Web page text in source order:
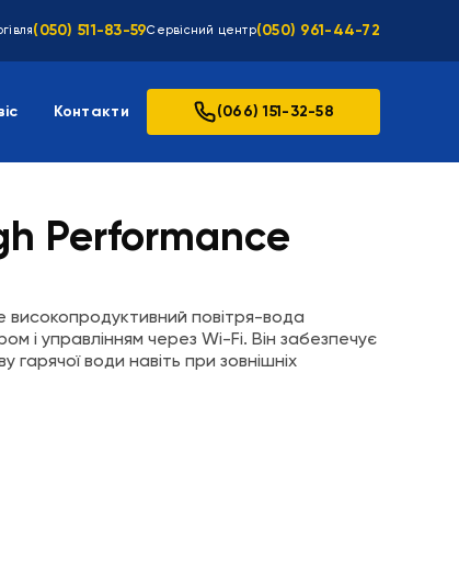
(050) 511-83-59Сервісний центр(050) 961-44-72
Контакти (066) 151-32-58
Performance
високопродуктивний повітря-вода
і управлінням через Wi-Fi. Він забезпечує
води навіть при зовнішніх